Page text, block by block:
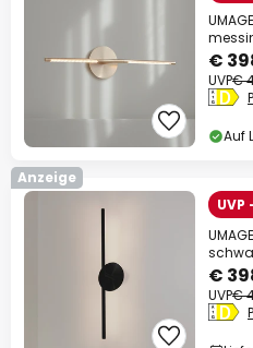
€
UVP€
Auf
Anzeige
UVP
€
UVP€